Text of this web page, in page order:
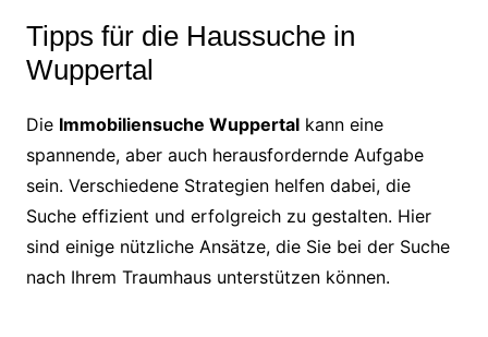
Tipps für die Haussuche in
Wuppertal
Die Immobiliensuche Wuppertalkann eine
spannende, aber auch herausfordernde Aufgabe
sein. Verschiedene Strategien helfen dabei, die
Suche effizient und erfolgreich zu gestalten. Hier
sind einige nützliche Ansätze, die Sie bei der Suche
nach Ihrem Traumhaus unterstützen können.